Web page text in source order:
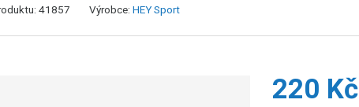
41857 Výrobce: HEY Sport
220 Kč